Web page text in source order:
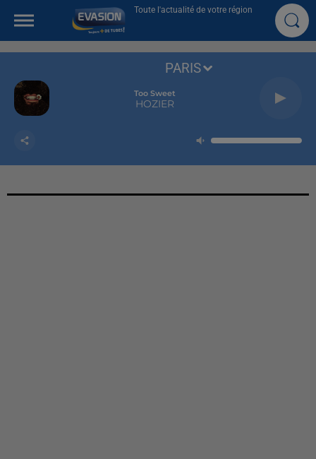
Toute l'actualité de votre région
Too Sweet
HOZIER
PARIS